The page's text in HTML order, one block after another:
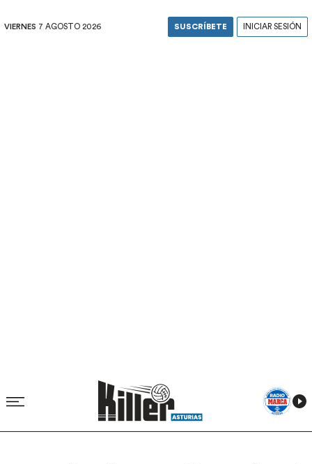
VIERNES 7 AGOSTO 2026 SUSCRÍBETE INICIAR SESIÓN